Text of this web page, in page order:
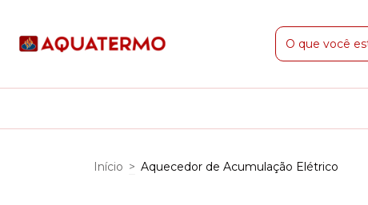
Início > Aquecedor de Acumulação Elétrico